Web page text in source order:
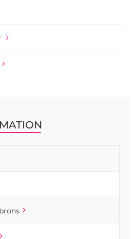
eller höga skåp och matcha